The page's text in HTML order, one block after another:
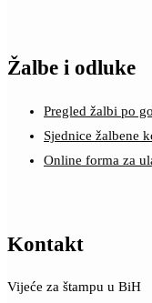
Žalbe i odluke
Pregled žalbi po
Sjednice žalbene
Online forma za
Kontakt
Vijeće za štampu u BiH